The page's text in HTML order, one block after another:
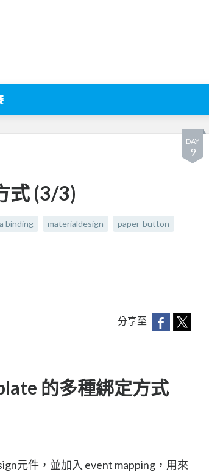
DAY
9
式 (3/3)
binding materialdesign paper-button
分享至
的多種綁定方式
元件，並加入 event mapping，用來